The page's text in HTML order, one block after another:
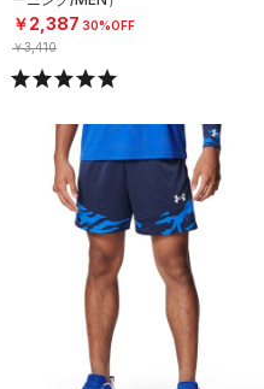
￥2,387 30%OFF
￥3,410